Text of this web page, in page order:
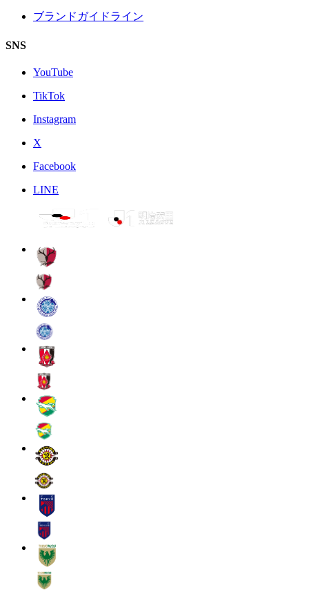
ブランドガイドライン
SNS
YouTube
TikTok
Instagram
X
Facebook
LINE